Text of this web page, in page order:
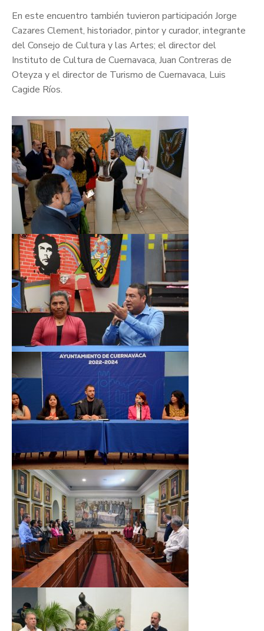
En este encuentro también tuvieron participación Jorge
Cazares Clement, historiador, pintor y curador, integrante
del Consejo de Cultura y las Artes; el director del
Instituto de Cultura de Cuernavaca, Juan Contreras de
Oteyza y el director de Turismo de Cuernavaca, Luis
Cagide Ríos.